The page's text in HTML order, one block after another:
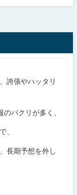
誇張やハッタリ
パクリが多く、
、
長期予想を外し